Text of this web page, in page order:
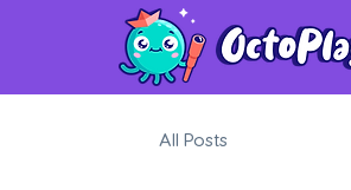
All Posts